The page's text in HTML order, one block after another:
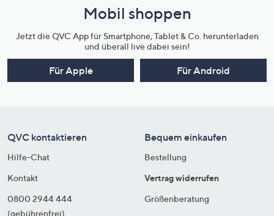
Mobil shoppen
Jetzt die QVC App für Smartphone, Tablet & Co. herunterladen
und überall live dabei sein!
Für Apple Für Android
QVC kontaktieren
Hilfe-Chat
Kontakt
0800 2944 444
(gebührenfrei)
Bequem einkaufen
Bestellung
Vertrag widerrufen
Größenberatung